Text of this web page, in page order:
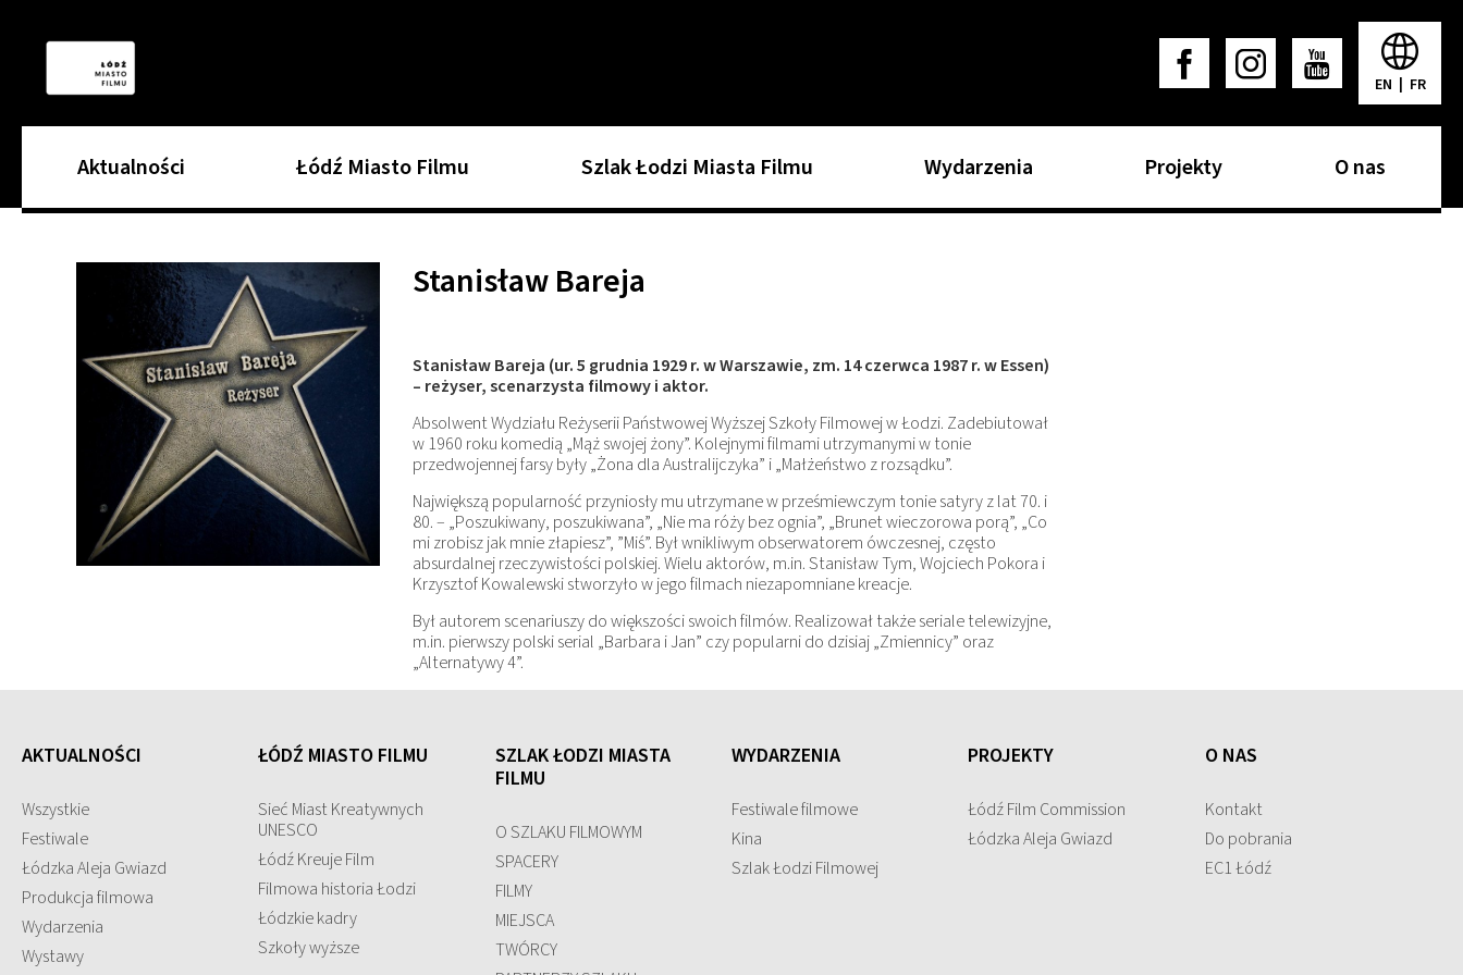
EN FR
Aktualności Łódź Miasto Filmu Szlak Łodzi Miasta Filmu Wydarzenia Projekty O nas
Stanisław Bareja
Stanisław Bareja (ur. 5 grudnia 1929 r. w Warszawie, zm. 14 czerwca 1987 r. w Essen)
– reżyser, scenarzysta filmowy i aktor.
Absolwent Wydziału Reżyserii Państwowej Wyższej Szkoły Filmowej w Łodzi. Zadebiutował
w 1960 roku komedią „Mąż swojej żony”. Kolejnymi filmami utrzymanymi w tonie
przedwojennej farsy były „Żona dla Australijczyka” i „Małżeństwo z rozsądku”.
Największą popularność przyniosły mu utrzymane w prześmiewczym tonie satyry z lat 70. i
80. – „Poszukiwany, poszukiwana”, „Nie ma róży bez ognia”, „Brunet wieczorowa porą”, „Co
mi zrobisz jak mnie złapiesz”, ”Miś”. Był wnikliwym obserwatorem ówczesnej, często
absurdalnej rzeczywistości polskiej. Wielu aktorów, m.in. Stanisław Tym, Wojciech Pokora i
Krzysztof Kowalewski stworzyło w jego filmach niezapomniane kreacje.
Był autorem scenariuszy do większości swoich filmów. Realizował także seriale telewizyjne,
m.in. pierwszy polski serial „Barbara i Jan” czy popularni do dzisiaj „Zmiennicy” oraz
„Alternatywy 4”.
AKTUALNOŚCI
Wszystkie
Festiwale
Łódzka Aleja Gwiazd
Produkcja filmowa
Wydarzenia
Wystawy
ŁÓDŹ MIASTO FILMU
Sieć Miast Kreatywnych
UNESCO
Łódź Kreuje Film
Filmowa historia Łodzi
Łódzkie kadry
Szkoły wyższe
SZLAK ŁODZI MIASTA
FILMU
O SZLAKU FILMOWYM
SPACERY
FILMY
MIEJSCA
TWÓRCY
WYDARZENIA
Festiwale filmowe
Kina
Szlak Łodzi Filmowej
PROJEKTY
Łódź Film Commission
Łódzka Aleja Gwiazd
O NAS
Kontakt
Do pobrania
EC1 Łódź